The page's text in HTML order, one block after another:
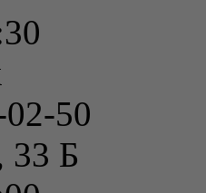
50
33 Б